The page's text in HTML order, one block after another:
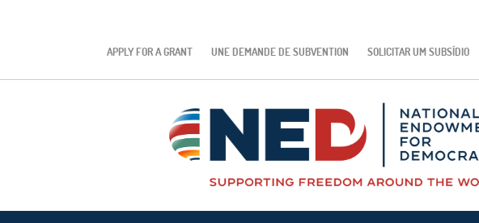
APPLY FOR A GRANT
UNE DEMANDE DE SUBVENTION SOLICITAR UM SUBSÍDIO